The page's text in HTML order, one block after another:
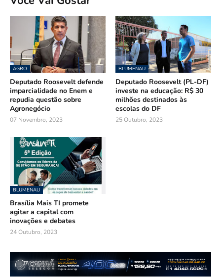
AGRO
Deputado Roosevelt defende
imparcialidade no Enem e
repudia questão sobre
Agronegócio
07 Novembro, 2023
BLUMENAU
Deputado Roosevelt (PL-DF)
investe na educação: R$ 30
milhões destinados às
escolas do DF
25 Outubro, 2023
BLUMENAU
Brasília Mais TI promete
agitar a capital com
inovações e debates
24 Outubro, 2023